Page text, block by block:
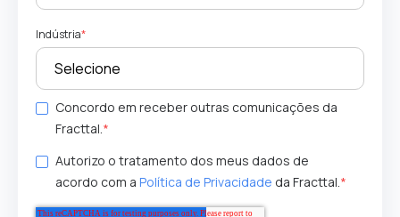
Indústria*
Concordo em receber outras comunicações da
Fracttal.*
Autorizo o tratamento dos meus dados de
acordo com a Política de Privacidade da Fracttal.*